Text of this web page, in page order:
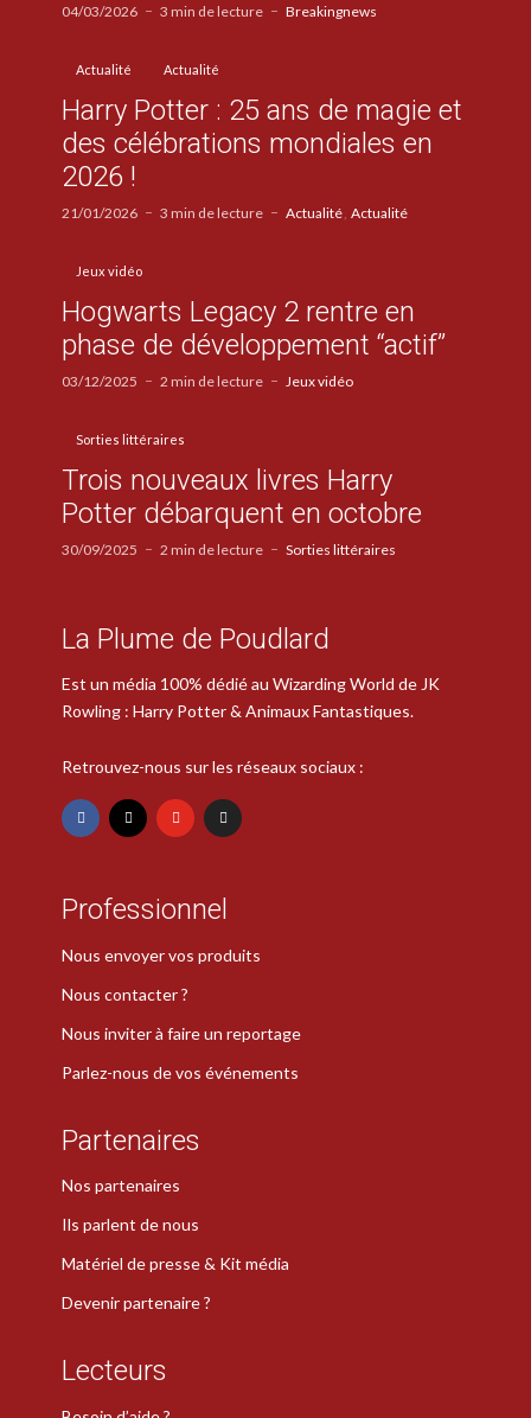
04/03/2026 3 min de lecture Breakingnews
Actualité Actualité
Harry Potter : 25 ans de magie et
des célébrations mondiales en
2026 !
21/01/2026 3 min de lecture Actualité Actualité
Jeux vidéo
Hogwarts Legacy 2 rentre en
phase de développement “actif”
03/12/2025 2 min de lecture Jeux vidéo
Sorties littéraires
Trois nouveaux livres Harry
Potter débarquent en octobre
30/09/2025 2 min de lecture Sorties littéraires
La Plume de Poudlard
Est un média 100% dédié au Wizarding World de JK
Rowling : Harry Potter & Animaux Fantastiques.
Retrouvez-nous sur les réseaux sociaux :
Professionnel
Nous envoyer vos produits
Nous contacter ?
Nous inviter à faire un reportage
Parlez-nous de vos événements
Partenaires
Nos partenaires
Ils parlent de nous
Matériel de presse & Kit média
Devenir partenaire ?
Lecteurs